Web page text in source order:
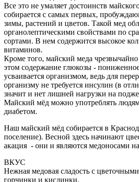
Все это не умаляет достоинств
собирается с самых первых,
зимы, растений и цветов. Такой мед
органолептическими свойствами по
сортами. В нем содержится высокое
витаминов.
Кроме того, майский меда
этом содержание глюкозы -
усваивается организмом, ведь для
организму не требуется инсулин (в
значит и нет лишней нагрузки на
Майский мёд можно употреблять
диабетом.
Наш майский мёд собирается в
поселение). Весной здесь начинают
акация - они и являются медоносами
ВКУС
Нежная медовая сладость с
горчинки и кислинки.